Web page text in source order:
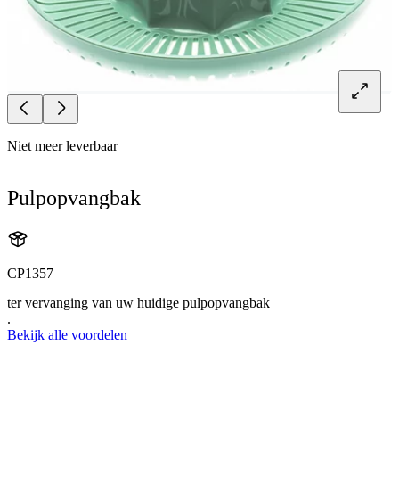
Niet meer leverbaar
Pulpopvangbak
CP1357
ter vervanging van uw huidige pulpopvangbak
.
Bekijk alle voordelen